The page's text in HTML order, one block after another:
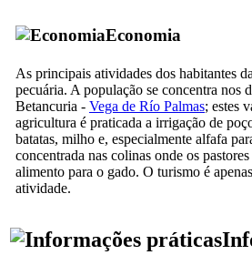
Economia
As principais atividades dos habitantes
pecuária. A população se concentra nos
Betancuria - Vega de Río Palmas; estes
agricultura é praticada a irrigação de
batatas, milho e, especialmente alfafa
concentrada nas colinas onde os
alimento para o gado. O turismo é
atividade.